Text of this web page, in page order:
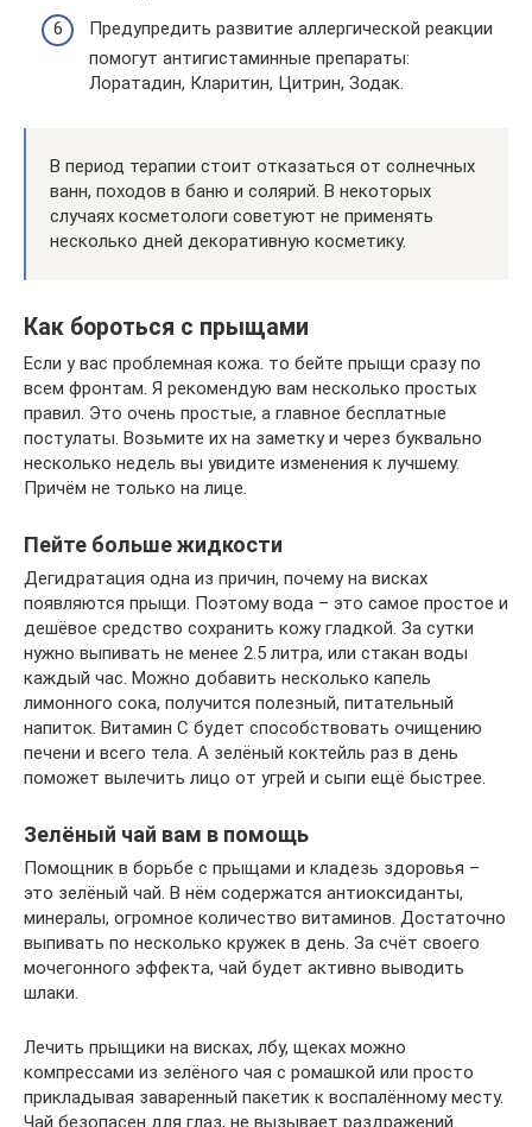
Предупредить развитие аллергической реакции
помогут антигистаминные препараты:
Лоратадин, Кларитин, Цитрин, Зодак.
В период терапии стоит отказаться от солнечных
ванн, походов в баню и солярий. В некоторых
случаях косметологи советуют не применять
несколько дней декоративную косметику.
Как бороться с прыщами
Если у вас проблемная кожа. то бейте прыщи сразу по
всем фронтам. Я рекомендую вам несколько простых
правил. Это очень простые, а главное бесплатные
постулаты. Возьмите их на заметку и через буквально
несколько недель вы увидите изменения к лучшему.
Причём не только на лице.
Пейте больше жидкости
Дегидратация одна из причин, почему на висках
появляются прыщи. Поэтому вода – это самое простое и
дешёвое средство сохранить кожу гладкой. За сутки
нужно выпивать не менее 2.5 литра, или стакан воды
каждый час. Можно добавить несколько капель
лимонного сока, получится полезный, питательный
напиток. Витамин C будет способствовать очищению
печени и всего тела. А зелёный коктейль раз в день
поможет вылечить лицо от угрей и сыпи ещё быстрее.
Зелёный чай вам в помощь
Помощник в борьбе с прыщами и кладезь здоровья –
это зелёный чай. В нём содержатся антиоксиданты,
минералы, огромное количество витаминов. Достаточно
выпивать по несколько кружек в день. За счёт своего
мочегонного эффекта, чай будет активно выводить
шлаки.
Лечить прыщики на висках, лбу, щеках можно
компрессами из зелёного чая с ромашкой или просто
прикладывая заваренный пакетик к воспалённому месту.
Чай безопасен для глаз, не вызывает раздражений.